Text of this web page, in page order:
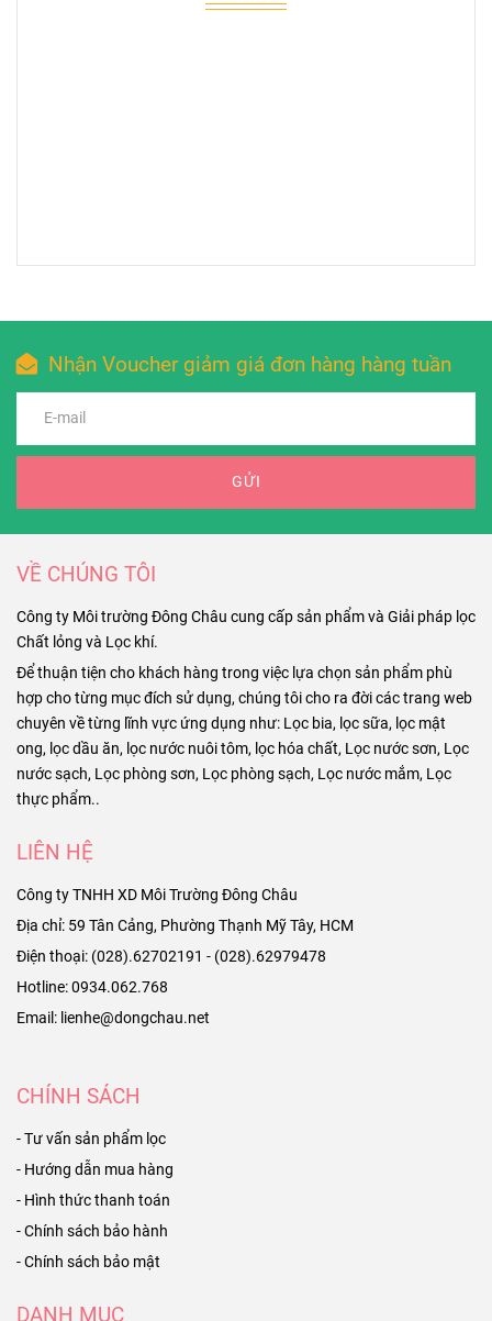
Nhận Voucher giảm giá đơn hàng hàng tuần
GỬI
VỀ CHÚNG TÔI
Công ty Môi trường Đông Châu cung cấp sản phẩm và Giải pháp lọc
Chất lỏng và Lọc khí.
Để thuận tiện cho khách hàng trong việc lựa chọn sản phẩm phù
hợp cho từng mục đích sử dụng, chúng tôi cho ra đời các trang web
chuyên về từng lĩnh vực ứng dụng như: Lọc bia, lọc sữa, lọc mật
ong, lọc dầu ăn, lọc nước nuôi tôm, lọc hóa chất, Lọc nước sơn, Lọc
nước sạch, Lọc phòng sơn, Lọc phòng sạch, Lọc nước mắm, Lọc
thực phẩm..
LIÊN HỆ
Công ty TNHH XD Môi Trường Đông Châu
Địa chỉ: 59 Tân Cảng, Phường Thạnh Mỹ Tây, HCM
Điện thoại: (028).62702191 - (028).62979478
Hotline: 0934.062.768
Email: lienhe@dongchau.net
CHÍNH SÁCH
- Tư vấn sản phẩm lọc
- Hướng dẫn mua hàng
- Hình thức thanh toán
- Chính sách bảo hành
- Chính sách bảo mật
DANH MỤC